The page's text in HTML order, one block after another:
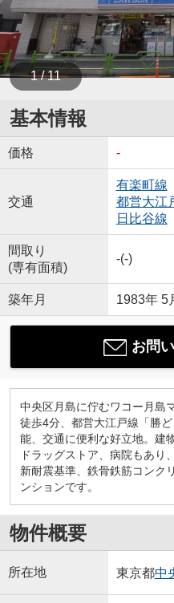
1 / 11
基本情報
価格 -
交通
有楽町線
都営大江
日比谷線
間取り
(専有面積)
-(-)
築年月 1983年 5
お問
中央区月島に佇むワコー月島
徒歩4分、都営大江戸線「勝
能、交通に便利な好立地。建
ドラッグストア、病院もあり
新耐震基準、鉄骨鉄筋コンク
ンションです。
物件概要
所在地 東京都中